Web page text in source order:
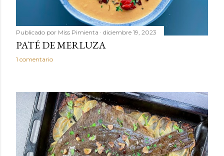
Publicado por Miss Pimienta diciembre 19, 2023
PATÉ DE MERLUZA
1 comentario